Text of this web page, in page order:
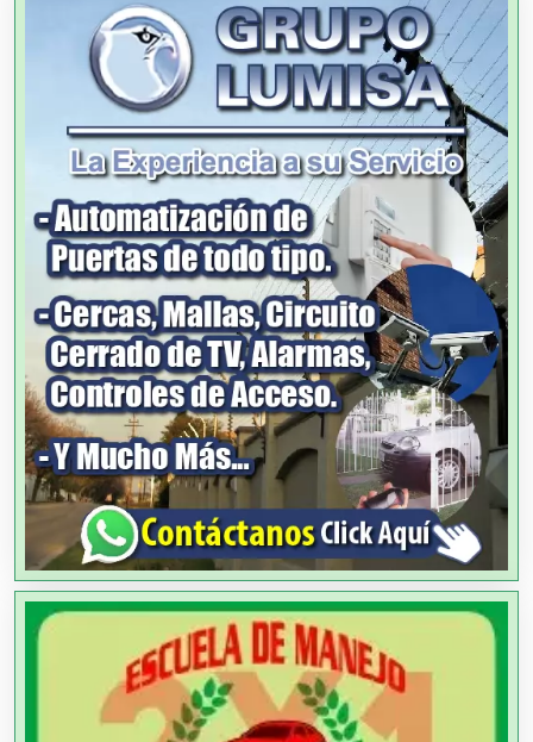
Agencias de Autos
Agencias de Cobranza
Agencias de Colocación
Agencias de Modelos
Agencias de Publicidad
Agencias de Viajes
Agricultores
Agricultura y Ganadería